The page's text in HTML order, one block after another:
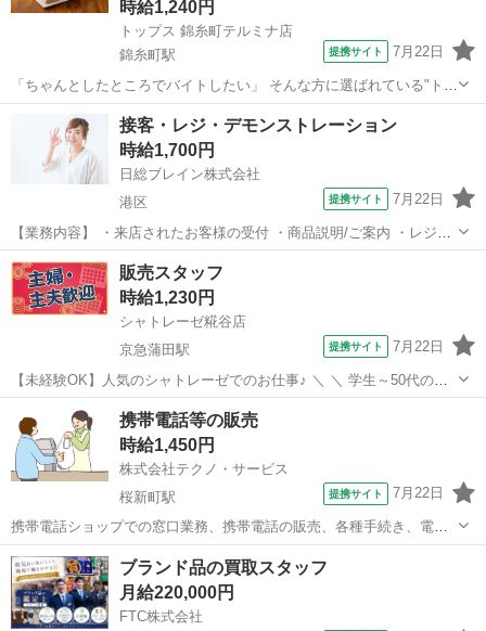
時給1,240円
トップス 錦糸町テルミナ店
錦糸町駅
提携サイト 7月22日
「ちゃんとしたところでバイトしたい」 そんな方に選ばれている"トッ
プス"の販売スタッフ。 長く愛されてきたブランドなので、 家族にも
「ここなら安心だね」と 言ってもらえることが多いのも嬉しいポイン
トです。 さらに…夕方か...
墨田区 錦糸町駅 その他
接客・レジ・デモンストレーション
時給1,700円
日総ブレイン株式会社
港区
提携サイト 7月22日
【業務内容】 ・来店されたお客様の受付 ・商品説明/ご案内 ・レジ業
務 ・データ入力 ・電話/メール対応 ・郵送物対応 など 【お仕事のポ
イント】 雇用形態：一般派遣 交通費：全額支給／会社規定あり 服
装：オフィスカジュア...
東京 港区 その他
販売スタッフ
時給1,230円
シャトレーゼ糀谷店
京急蒲田駅
提携サイト 7月22日
【未経験OK】人気のシャトレーゼでのお仕事♪ ＼ ＼ 学生～50代の幅
広い世代が活躍中の職場！！／／ ︶︶
V︶︶︶︶︶︶︶︶︶︶︶︶︶︶︶︶︶︶︶︶︶︶︶ (⁎•ᴗ•⁎)＜販売・
接客スタッフを募集♪♪ ＼嬉しいPoint／...
大田区 京急蒲田駅 その他
携帯電話等の販売
時給1,450円
株式会社テクノ・サービス
桜新町駅
提携サイト 7月22日
携帯電話ショップでの窓口業務、携帯電話の販売、各種手続き、電話
教室講師作業などをお願いします。(派遣) 用賀駅から徒歩2分。携帯電
話ショップでの実務経験のある方尚良。長期就業可能！空調完備で快
適な環境！ちょっと一息に、休憩室...
東京 世田谷区 桜新町駅 その他
ブランド品の買取スタッフ
月給220,000円
FTC株式会社